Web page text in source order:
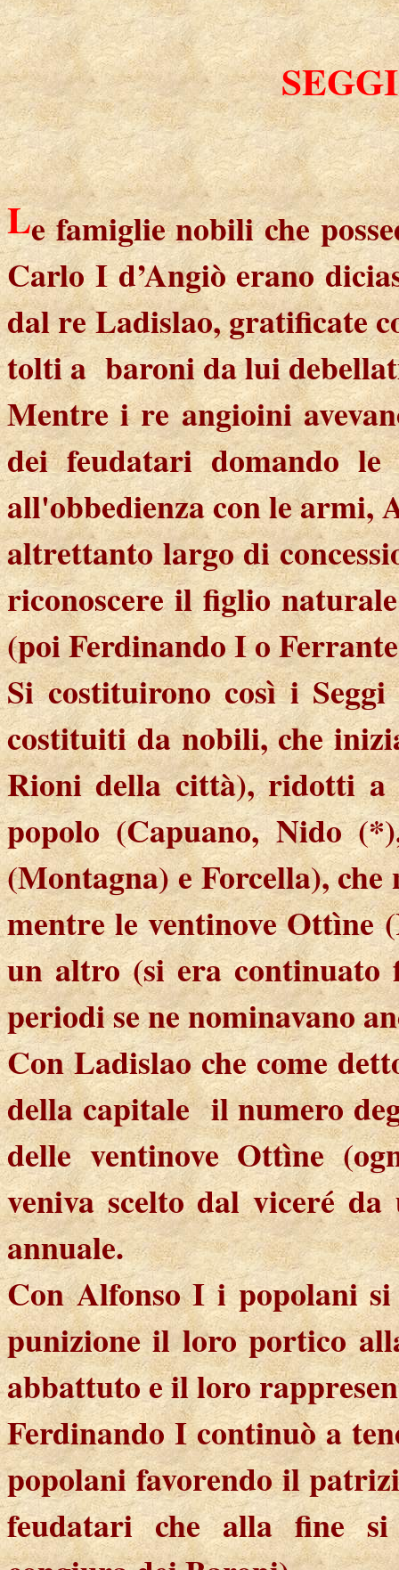
Le famiglie nobili che
Carlo I d’Angiò erano
dal re Ladislao, gratificate
tolti a baroni da lui
Mentre i re angioini
dei feudatari domando
all'obbedienza con le armi,
altrettanto largo di
riconoscere il figlio
(poi Ferdinando I o
Si costituirono così i
costituiti da nobili, che
Rioni della città), ridotti
popolo (Capuano, Nido
(Montagna) e Forcella),
mentre le ventinoveOttìne
un altro (si era continuato
periodi se ne nominavano
Con Ladislao che come
della capitale il numero
delle ventinoveOttìne
veniva scelto dal viceré
annuale.
Con Alfonso Iipopolani
punizione il loro portico
abbattuto e il loro
Ferdinando I continuò a
popolani favorendo il
feudatari che alla fine